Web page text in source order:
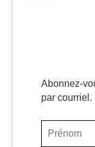
Abonnez-
par courriel.